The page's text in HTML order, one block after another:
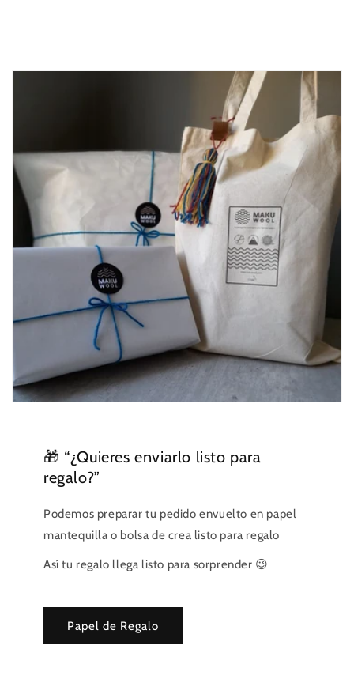
🎁 “¿Quieres enviarlo listo para
regalo?”
Podemos preparar tu pedido envuelto en papel
mantequilla o bolsa de crea listo para regalo
Así tu regalo llega listo para sorprender 😉
Papel de Regalo